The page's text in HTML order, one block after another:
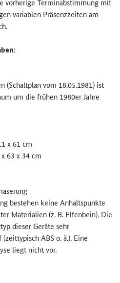
vorherige Terminabstimmung mit
variablen Präsenzzeiten am
(Schaltplan vom 18.05.1981) ist
um die frühen 1980er Jahre
x 61 cm
63 x 34 cm
bestehen keine Anhaltspunkte
Materialien (z. B. Elfenbein). Die
dieser Geräte sehr
ABS o. ä.). Eine
liegt nicht vor.